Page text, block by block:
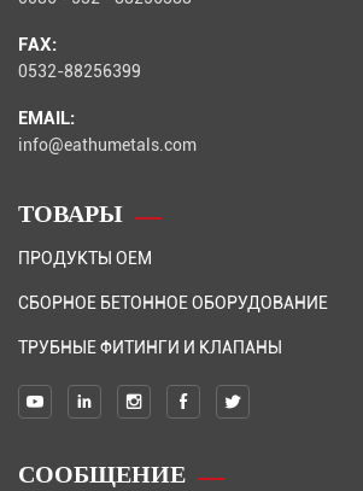
FAX:
0532-88256399
EMAIL:
info@eathumetals.com
ТОВАРЫ
ПРОДУКТЫ OEM
СБОРНОЕ БЕТОННОЕ ОБОРУДОВАНИЕ
ТРУБНЫЕ ФИТИНГИ И КЛАПАНЫ
СООБЩЕНИЕ